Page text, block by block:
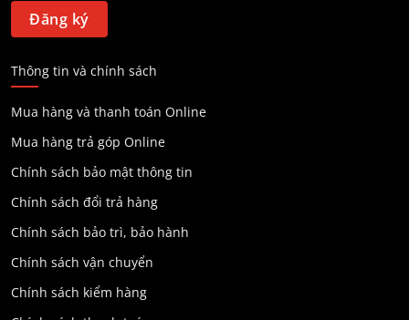
Thông tin và chính sách
Mua hàng và thanh toán Online
Mua hàng trả góp Online
Chính sách bảo mật thông tin
Chính sách đổi trả hàng
Chính sách bảo trì, bảo hành
Chính sách vận chuyển
Chính sách kiểm hàng